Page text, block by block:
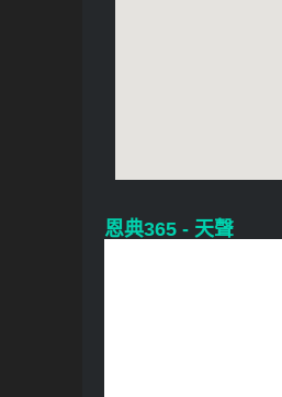
恩典365 - 天聲